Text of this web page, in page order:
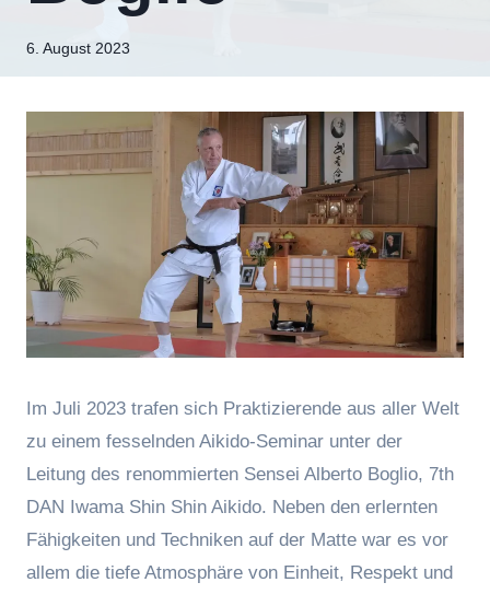
Von
hung
6. August 2023
Im Juli 2023 trafen sich Praktizierende aus aller Welt
zu einem fesselnden Aikido-Seminar unter der
Leitung des renommierten Sensei Alberto Boglio, 7th
DAN Iwama Shin Shin Aikido. Neben den erlernten
Fähigkeiten und Techniken auf der Matte war es vor
allem die tiefe Atmosphäre von Einheit, Respekt und